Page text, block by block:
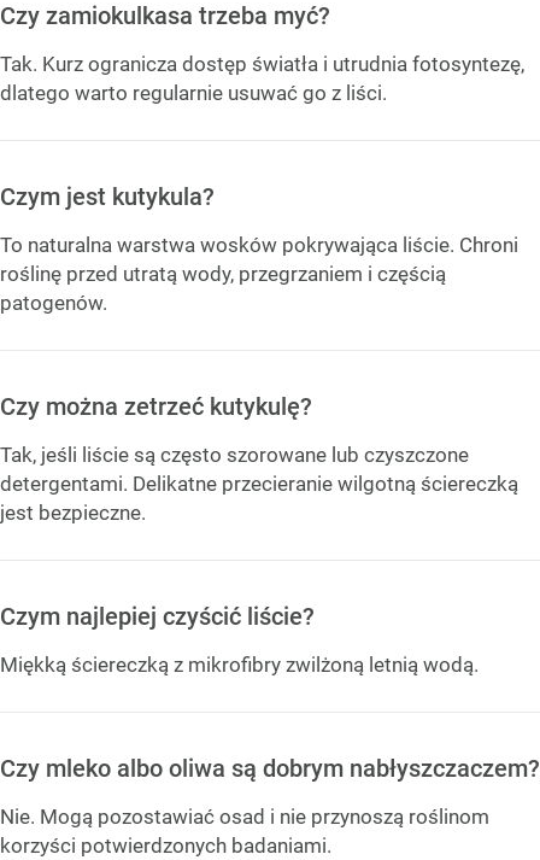
Czy zamiokulkasa trzeba myć?
Tak. Kurz ogranicza dostęp światła i utrudnia fotosyntezę,
dlatego warto regularnie usuwać go z liści.
Czym jest kutykula?
To naturalna warstwa wosków pokrywająca liście. Chroni
roślinę przed utratą wody, przegrzaniem i częścią
patogenów.
Czy można zetrzeć kutykulę?
Tak, jeśli liście są często szorowane lub czyszczone
detergentami. Delikatne przecieranie wilgotną ściereczką
jest bezpieczne.
Czym najlepiej czyścić liście?
Miękką ściereczką z mikrofibry zwilżoną letnią wodą.
Czy mleko albo oliwa są dobrym nabłyszczaczem?
Nie. Mogą pozostawiać osad i nie przynoszą roślinom
korzyści potwierdzonych badaniami.